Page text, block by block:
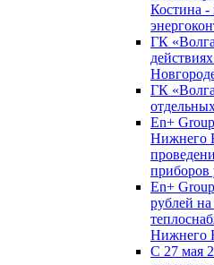
Костина -
ГК
ГК
En+
Нижнего
приборов
En+
рублей
Нижнего
С 27 мая